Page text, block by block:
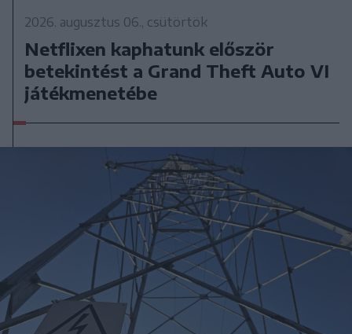
2026. augusztus 06., csütörtök
Netflixen kaphatunk először
betekintést a Grand Theft Auto VI
játékmenetébe